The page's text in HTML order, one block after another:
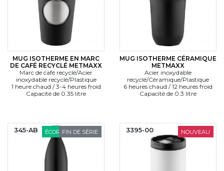
MUG ISOTHERME EN MARC
DE CAFÉ RECYCLÉ METMAXX
Marc de café recyclé/Acier
inoxydable recyclé/Plastique
1 heure chaud / 3-4 heures froid
Capacité de 0.35 litre
MUG ISOTHERME CÉRAMIQUE
METMAXX
Acier inoxydable
recyclé/Céramique/Plastique
6 heures chaud / 12 heures froid
Capacité de 0.3 litre
ÉCORESPONSABLE
FIN DE SÉRIE
345-AB NOUVEAU
3395-00